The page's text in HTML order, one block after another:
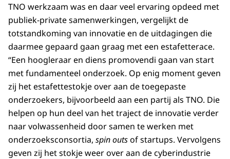
TNO werkzaam was en daar veel ervaring opdeed met
publiek-private samenwerkingen, vergelijkt de
totstandkoming van innovatie en de uitdagingen die
daarmee gepaard gaan graag met een estafetterace.
“Een hoogleraar en diens promovendi gaan van start
met fundamenteel onderzoek. Op enig moment geven
zij het estafettestokje over aan de toegepaste
onderzoekers, bijvoorbeeld aan een partij als TNO. Die
helpen op hun deel van het traject de innovatie verder
naar volwassenheid door samen te werken met
onderzoeksconsortia, spin outsof startups. Vervolgens
geven zij het stokje weer over aan de cyberindustrie